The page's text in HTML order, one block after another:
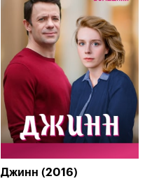
Джинн (2016)